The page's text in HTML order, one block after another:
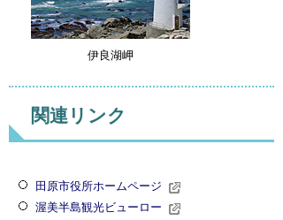
伊良湖岬
関連リンク
田原市役所ホームページ
渥美半島観光ビューロー